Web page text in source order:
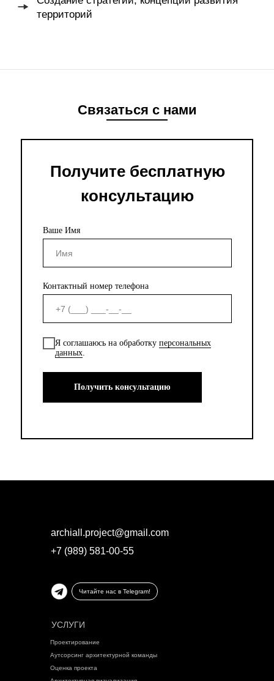
Связаться с нами
Получите бесплатную
консультацию
Ваше Имя
Контактный номер телефона
Я соглашаюсь на обработку персональных
данных
Получить консультацию
archiall.project@gmail.com
УСЛУГИ
Проектирование
Аутсорсинг архитектурной команды
Оценка проекта
+7 (989) 581-00-55
Читайте нас в Telegram!